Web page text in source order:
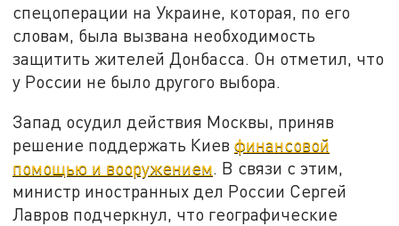
спецоперации на Украине, которая, по его
словам, была вызвана необходимость
защитить жителей Донбасса. Он отметил, что
у России не было другого выбора.
Запад осудил действия Москвы, приняв
решение поддержать Киевфинансовой
помощью и вооружением. В связи с этим,
министр иностранных дел России Сергей
Лавров подчеркнул, что географические